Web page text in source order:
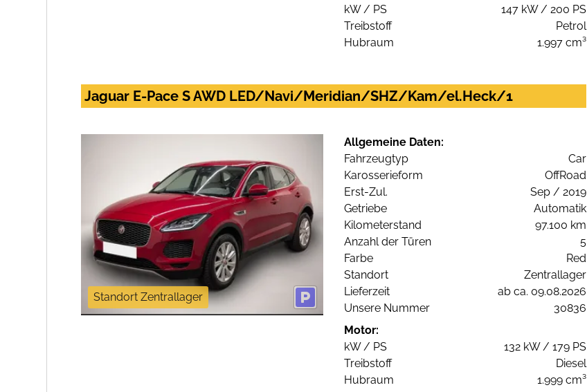
kW / PS
147 kW / 200 PS
Treibstoff
Petrol
Hubraum
1.997 cm³
Jaguar E-Pace S AWD LED/Navi/Meridian/SHZ/Kam/el.Heck/1
Standort Zentrallager
Allgemeine Daten:
Fahrzeugtyp
Car
Karosserieform
OffRoad
Erst-Zul.
Sep / 2019
Getriebe
Automatik
Kilometerstand
97.100 km
Anzahl der Türen
5
Farbe
Red
Standort
Zentrallager
Lieferzeit
ab ca. 09.08.2026
Unsere Nummer
30836
Motor:
kW / PS
132 kW / 179 PS
Treibstoff
Diesel
Hubraum
1.999 cm³